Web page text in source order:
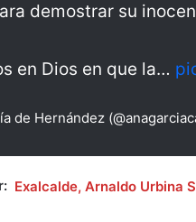
demostrar su
en Dios en que la…
de Hernández
Exalcalde, Arnaldo Urbina